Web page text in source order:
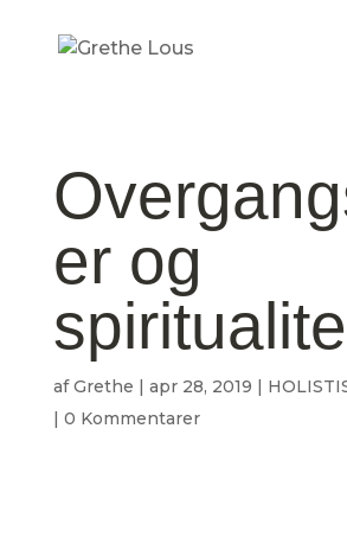
er og
afGrethe | apr 28, 2019 |
| 0 Kommentarer